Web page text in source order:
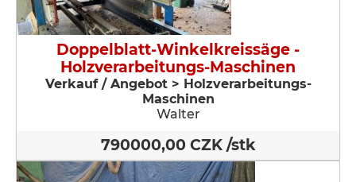
Doppelblatt-Winkelkreissäge -
Holzverarbeitungs-Maschinen
Verkauf / Angebot > Holzverarbeitungs-
Maschinen
Walter
790000,00 CZK /stk